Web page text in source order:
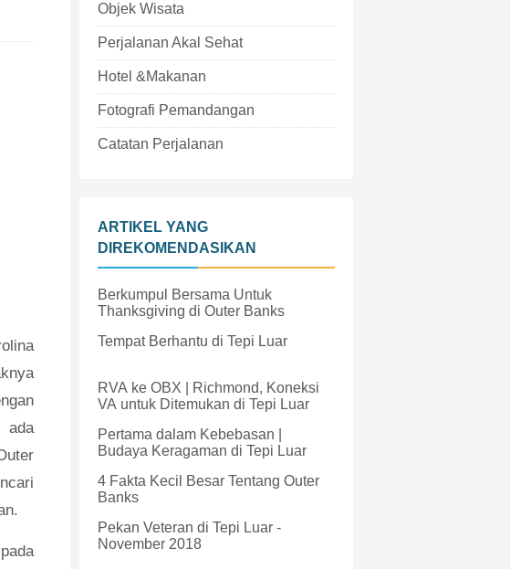
ada
Objek Wisata
Perjalanan Akal Sehat
Hotel &Makanan
Fotografi Pemandangan
Catatan Perjalanan
ARTIKEL YANG
DIREKOMENDASIKAN
Berkumpul Bersama Untuk
Thanksgiving di Outer Banks
Tempat Berhantu di Tepi Luar
RVA ke OBX | Richmond, Koneksi
VA untuk Ditemukan di Tepi Luar
Pertama dalam Kebebasan |
Budaya Keragaman di Tepi Luar
4 Fakta Kecil Besar Tentang Outer
Banks
Pekan Veteran di Tepi Luar -
November 2018